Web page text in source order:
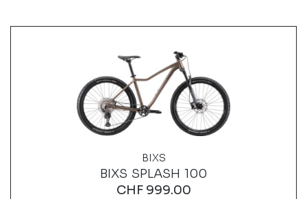
BIXS
BIXS SPLASH 100
CHF999.00